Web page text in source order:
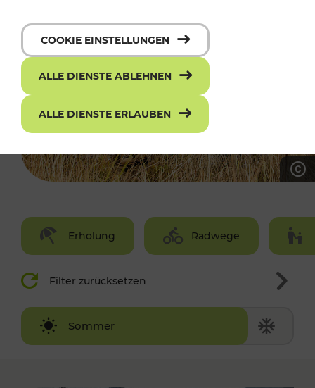
Erholung Radwege
Filter zurücksetzen
Sommer
Winter
COOKIE EINSTELLUNGEN
ALLE DIENSTE ABLEHNEN
ALLE DIENSTE ERLAUBEN